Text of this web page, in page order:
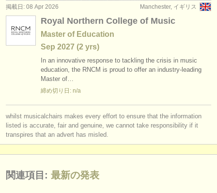
ディレクトリー:
オーケストラ
音楽学校
ユース オーケストラ
お問い合わせ
rss feeds
コンクール: ヴィオラ
楽器の販売: ヴィオラ (28)
盗まれた楽器: ヴィオラ (44)
Manchester, イギリス
掲載日: 08 Apr 2026
Royal Northern College of Music
Master of Education
Sep 2027 (2 yrs)
In an innovative response to tackling the crisis in music
education, the RNCM is proud to offer an industry-leading
Master of…
締め切り日: n/a
whilst musicalchairs makes every effort to ensure that the information
listed is accurate, fair and genuine, we cannot take responsibility if it
transpires that an advert has misled.
関連項目: 最新の発表